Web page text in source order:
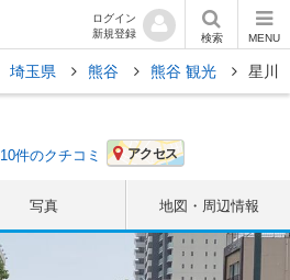
ログイン
新規登録
検索 MENU
埼玉県 熊谷 熊谷 観光 星川
10件のクチコミ アクセス
写真 地図・周辺情報